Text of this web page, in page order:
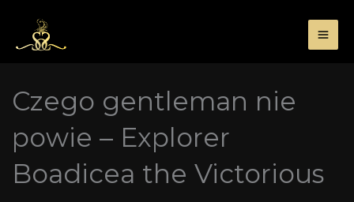
treści
Czego gentleman nie
powie – Explorer
Boadicea the Victorious